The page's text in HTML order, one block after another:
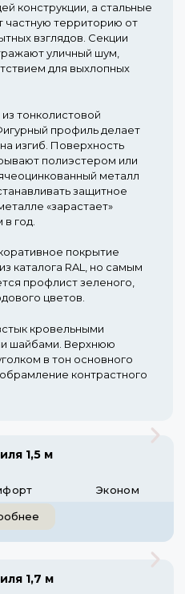
конструкции, а стальные
территорию от
взглядов. Секции
уличный шум,
для выхлопных
тонколистовой
профиль делает
изгиб. Поверхность
полиэстером или
металл
защитное
«зарастает»
год.
покрытие
каталога RAL, но самым
профлист зеленого,
цветов.
кровельными
шайбами. Верхнюю
в тон основного
контрастного
1,5 м
Эконом
1,7 м